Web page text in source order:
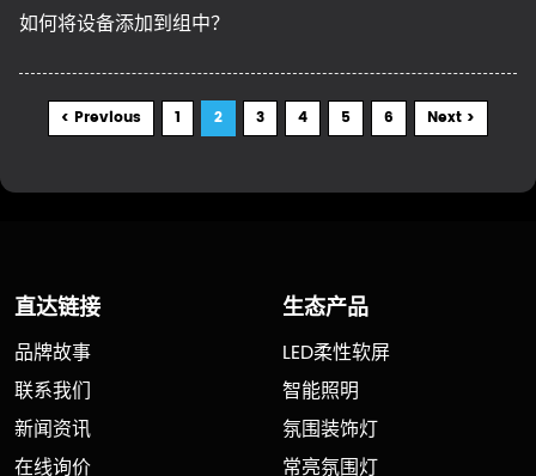
如何将设备添加到组中？
< Previous 1 2 3 4 5 6 Next >
直达链接
品牌故事
联系我们
新闻资讯
在线询价
生态产品
LED柔性软屏
智能照明
氛围装饰灯
常亮氛围灯